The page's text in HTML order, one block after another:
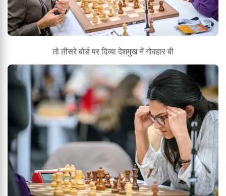
तो तीसरे बोर्ड पर दिव्या देशमुख नें गोवहार बी